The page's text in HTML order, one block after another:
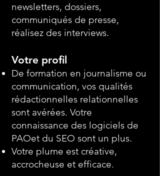
newsletters, dossiers,
communiqués de presse,
réalisez des interviews.
Votre profil
De formation en journalisme ou
communication, vos qualités
rédactionnelles relationnelles
sont avérées. Votre
connaissance des logiciels de
PAOet du SEO sont un plus.
Votre plume est créative,
accrocheuse et efficace.